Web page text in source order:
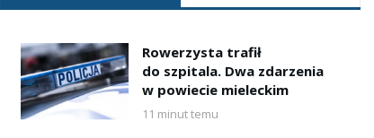
Rowerzysta trafił
do szpitala. Dwa zdarzenia
w powiecie mieleckim
11 minut temu